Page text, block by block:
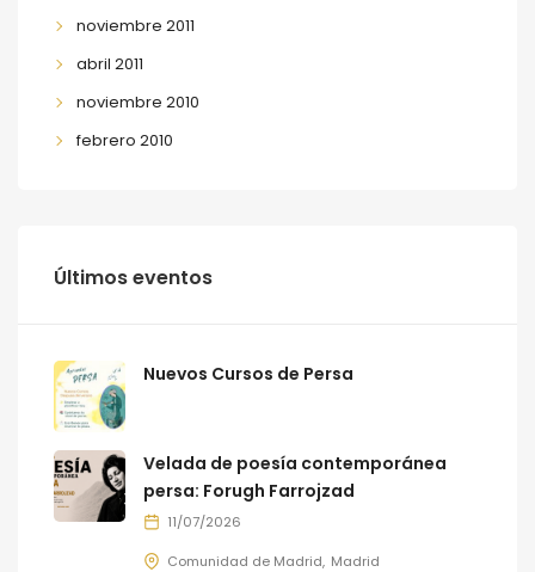
noviembre 2011
abril 2011
noviembre 2010
febrero 2010
Últimos eventos
Nuevos Cursos de Persa
Velada de poesía contemporánea
persa: Forugh Farrojzad
11/07/2026
Comunidad de Madrid Madrid